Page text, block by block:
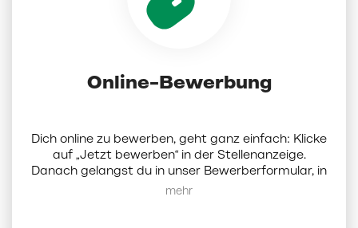
Online-Bewerbung
Dich online zu bewerben, geht ganz einfach: Klicke
auf „Jetzt bewerben“ in der Stellenanzeige.
Danach gelangst du in unser Bewerberformular, in
dem du Dokumente (Lebenslauf, Anschreiben und
Mehr anzeigen